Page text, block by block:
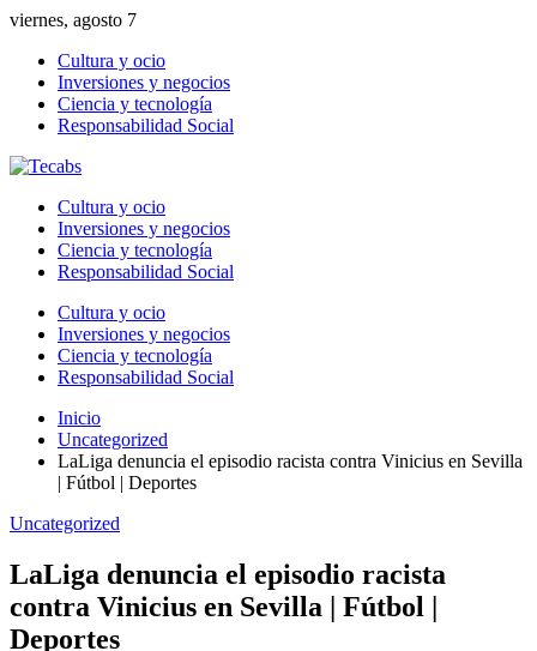
viernes, agosto 7
Cultura y ocio
Inversiones y negocios
Ciencia y tecnología
Responsabilidad Social
Cultura y ocio
Inversiones y negocios
Ciencia y tecnología
Responsabilidad Social
Cultura y ocio
Inversiones y negocios
Ciencia y tecnología
Responsabilidad Social
Inicio
Uncategorized
LaLiga denuncia el episodio racista contra Vinicius en Sevilla
| Fútbol | Deportes
Uncategorized
LaLiga denuncia el episodio racista
contra Vinicius en Sevilla | Fútbol |
Deportes